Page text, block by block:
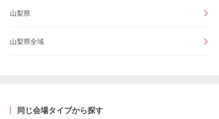
山梨県
山梨県全域
同じ会場タイプから探す